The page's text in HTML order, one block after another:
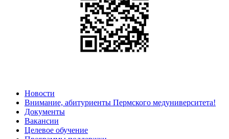
Новости
Внимание, абитуриенты Пермского медуниверситета!
Документы
Вакансии
Целевое обучение